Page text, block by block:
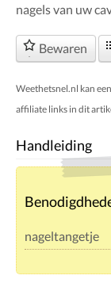
nagels van uw
Bewaren
Weethetsnel.nl kan
affiliate links in dit
Handleiding
nageltangetje